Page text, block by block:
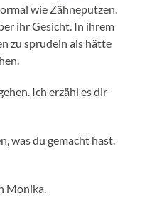
wie Zähneputzen.
ihr Gesicht. In ihrem
zu sprudeln als hätte
Ich erzähl es dir
was du gemacht hast.
Monika.